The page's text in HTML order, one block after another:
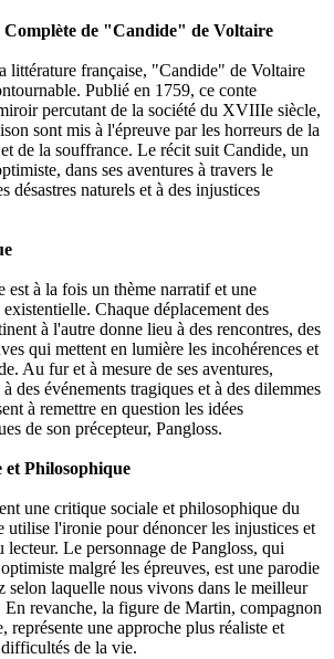
Complète de "Candide" de Voltaire
littérature française, "Candide" de Voltaire
Publié en 1759, ce conte
percutant de la société du XVIIIe siècle,
sont mis à l'épreuve par les horreurs de la
de la souffrance. Le récit suit Candide, un
dans ses aventures à travers le
désastres naturels et à des injustices
est à la fois un thème narratif et une
Chaque déplacement des
à l'autre donne lieu à des rencontres, des
qui mettent en lumière les incohérences et
Au fur et à mesure de ses aventures,
des événements tragiques et à des dilemmes
à remettre en question les idées
de son précepteur, Pangloss.
et Philosophique
une critique sociale et philosophique du
l'ironie pour dénoncer les injustices et
Le personnage de Pangloss, qui
malgré les épreuves, est une parodie
selon laquelle nous vivons dans le meilleur
En revanche, la figure de Martin, compagnon
représente une approche plus réaliste et
de la vie.